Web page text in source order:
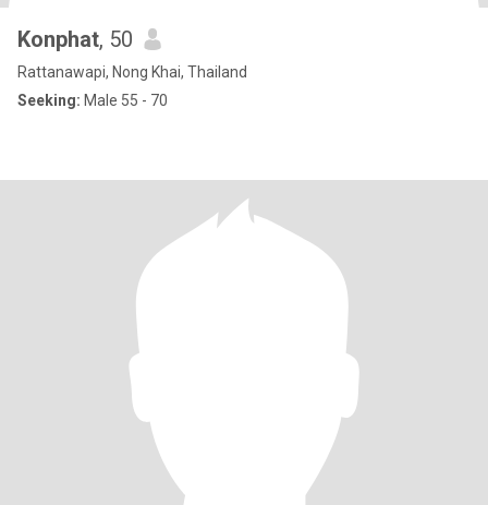
Konphat, 50
Rattanawapi, Nong Khai, Thailand
Seeking: Male 55 - 70